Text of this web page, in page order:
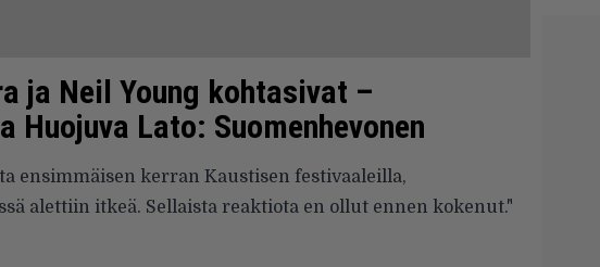
ja Neil Young kohtasivat –
Huojuva Lato: Suomenhevonen
ensimmäisen kerran Kaustisen festivaaleilla,
alettiin itkeä. Sellaista reaktiota en ollut ennen kokenut."